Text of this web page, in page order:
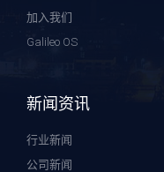
加入我们
Galileo OS
新闻资讯
行业新闻
公司新闻